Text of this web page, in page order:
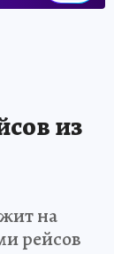
из
на
рейсов